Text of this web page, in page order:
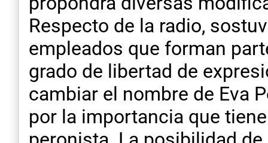
Respecto de la radio,
empleados que forman
grado de libertad de
cambiar el nombre de Eva
por la importancia que